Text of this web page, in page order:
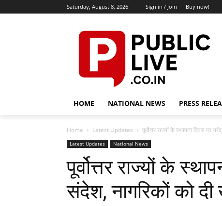
Saturday, August 8, 2026 Sign in / Join Buy now!
HOME NATIONAL NEWS PRESS
Home Latest Updates पूर्वोत्तर राज्यों के स्थापना दिवस पर
Latest Updates National News
पूर्वोत्तर राज्यों के
संदेश, नागरिकों को